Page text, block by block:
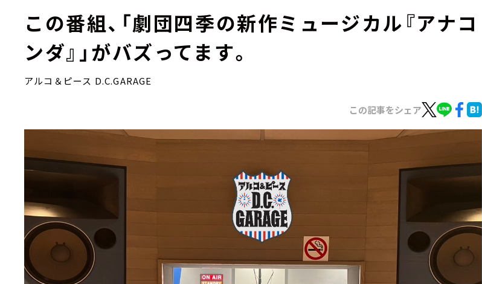
この番組、「劇団四季の新作ミュージカル『アナコ
ンダ』」がバズってます。
アルコ＆ピース D.C.GARAGE
この記事をシェア